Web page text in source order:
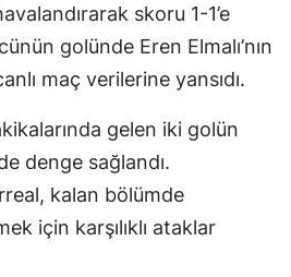
skoru 1-1’e
golünde Eren Elmalı’nın
maç verilerine yansıdı.
gelen iki golün
denge sağlandı.
kalan bölümde
için karşılıklı ataklar